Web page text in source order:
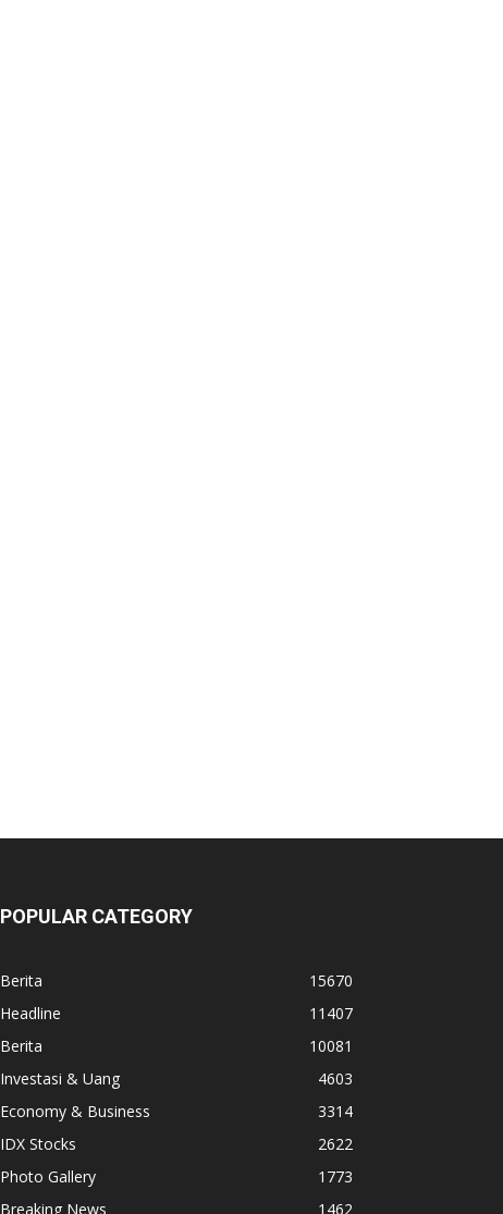
POPULAR CATEGORY
Berita
15670
Headline
11407
Berita
10081
Investasi & Uang
4603
Economy & Business
3314
IDX Stocks
2622
Photo Gallery
1773
Breaking News
1462